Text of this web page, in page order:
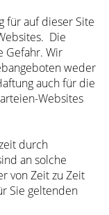
für auf dieser Site
Die
Gefahr. Wir
weder
auch für die
Websites
durch
an solche
von Zeit zu Zeit
Sie geltenden